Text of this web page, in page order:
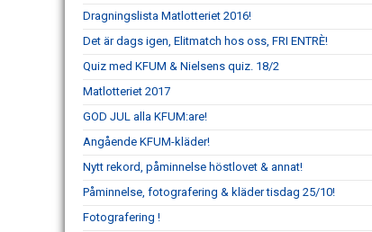
Dragningslista Matlotteriet 2016!
Det är dags igen, Elitmatch hos oss, FRI ENTRÈ!
Quiz med KFUM & Nielsens quiz. 18/2
Matlotteriet 2017
GOD JUL alla KFUM:are!
Angående KFUM-kläder!
Nytt rekord, påminnelse höstlovet & annat!
Påminnelse, fotografering & kläder tisdag 25/10!
Fotografering !